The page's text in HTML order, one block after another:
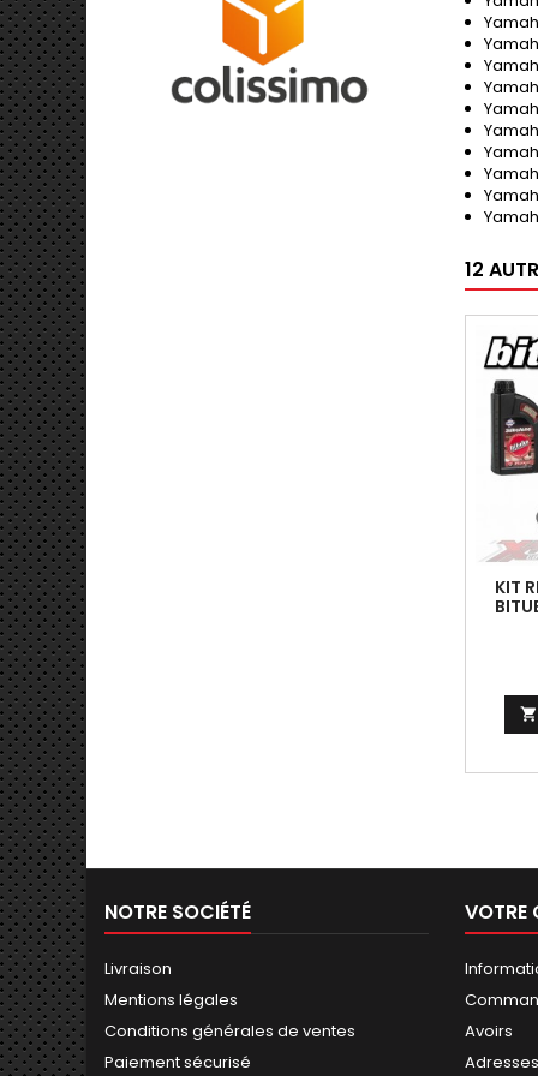
12
KIT

NOTRE SOCIÉTÉ
Livraison
Mentions légales
Conditions générales de ventes
Paiement sécurisé
VOTRE
Avoirs
Adresses